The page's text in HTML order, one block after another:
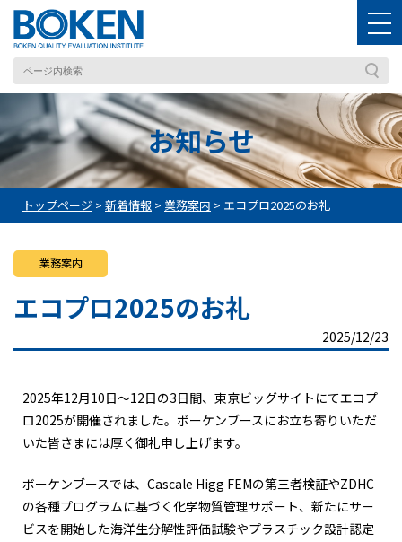
お知らせ
トップページ > 新着情報 > 業務案内 > エコプロ2025のお礼
業務案内
エコプロ2025のお礼
2025/12/23
2025年12月10日～12日の3日間、東京ビッグサイトにてエコプ
ロ2025が開催されました。ボーケンブースにお立ち寄りいただ
いた皆さまには厚く御礼申し上げます。
ボーケンブースでは、Cascale Higg FEMの第三者検証やZDHC
の各種プログラムに基づく化学物質管理サポート、新たにサー
ビスを開始した海洋生分解性評価試験やプラスチック設計認定